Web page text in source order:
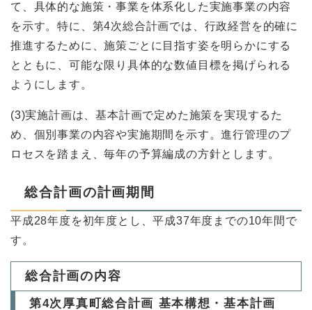
て、具体的な施策・事業を体系化した実施事業の内容
を示す。特に、第4次総合計画では、行政経営を的確に
推進するために、施策ごとに目指す姿を明らかにする
とともに、可能な限り具体的な数値目標を掲げられる
ようにします。
(3)実施計画は、基本計画で定めた施策を実現するた
め、個別事業の内容や実施期間を示す。進行管理のプ
ロセスを踏まえ、毎年の予算編成の方針とします。
総合計画の計画期間
平成28年度を初年度とし、平成37年度までの10年間で
す。
総合計画の内容
第4次厚真町総合計画 基本構想・基本計画